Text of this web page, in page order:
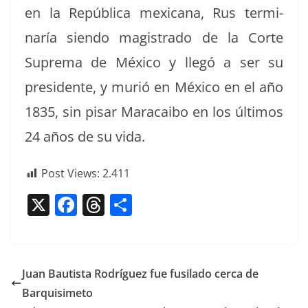
en la Repúbli­ca mex­i­cana, Rus ter­mi­
naría sien­do mag­istra­do de la Corte
Supre­ma de Méx­i­co y llegó a ser su
pres­i­dente, y murió en Méx­i­co en el año
1835, sin pis­ar Mara­cai­bo en los últi­mos
24 años de su vida.
Post Views: 2.411
X F
e
b
T
a p
Juan Bautista Rodríguez fue fusilado cerca de
Barquisimeto